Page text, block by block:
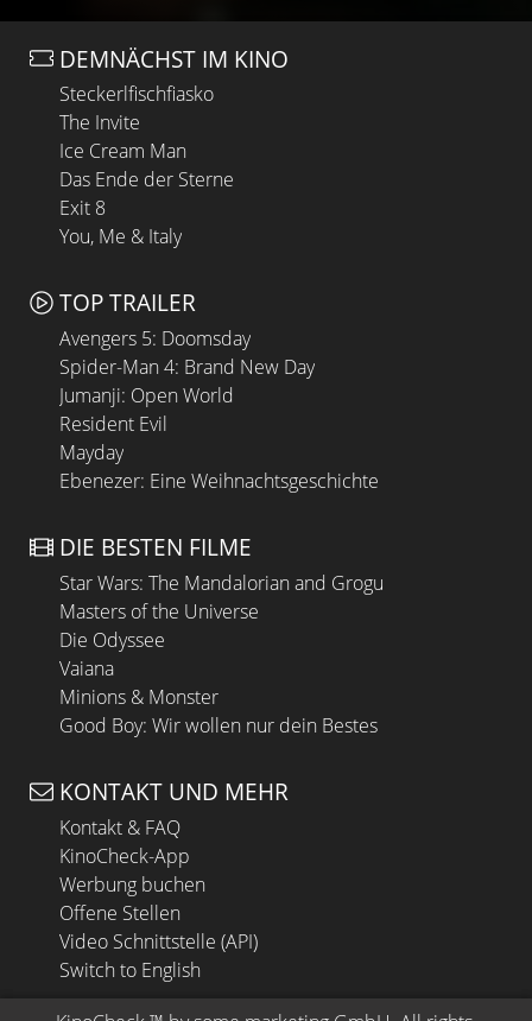
DEMNÄCHST IM KINO
Steckerlfischfiasko
The Invite
Ice Cream Man
Das Ende der Sterne
Exit 8
You, Me & Italy
TOP TRAILER
Avengers 5: Doomsday
Spider-Man 4: Brand New Day
Jumanji: Open World
Resident Evil
Mayday
Ebenezer: Eine Weihnachtsgeschichte
DIE BESTEN FILME
Star Wars: The Mandalorian and Grogu
Masters of the Universe
Die Odyssee
Vaiana
Minions & Monster
Good Boy: Wir wollen nur dein Bestes
KONTAKT UND MEHR
Kontakt & FAQ
KinoCheck-App
Werbung buchen
Offene Stellen
Video Schnittstelle (API)
Switch to English